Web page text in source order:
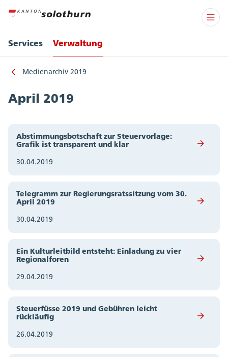
Services Verwaltung
Medienarchiv 2019
April 2019
Abstimmungsbotschaft zur Steuervorlage:
Grafik ist transparent und klar
30.04.2019
Telegramm zur Regierungsratssitzung vom 30.
April 2019
30.04.2019
Ein Kulturleitbild entsteht: Einladung zu vier
Regionalforen
29.04.2019
Steuerfüsse 2019 und Gebühren leicht
rückläufig
26.04.2019